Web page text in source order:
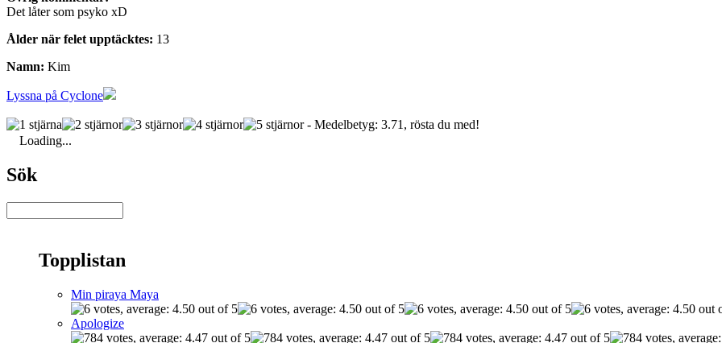
Det låter som psyko xD
Ålder när felet upptäcktes: 13
Namn: Kim
Lyssna på Cyclone
- Medelbetyg: 3.71, rösta du med!
Loading...
Sök
Topplistan
Min piraya Maya
Apologize